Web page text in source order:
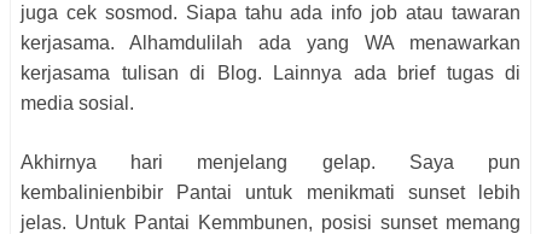
juga cek sosmod. Siapa tahu ada info job atau tawaran
kerjasama. Alhamdulilah ada yang WA menawarkan
kerjasama tulisan di Blog. Lainnya ada brief tugas di
media sosial.
Akhirnya hari menjelang gelap. Saya pun
kembalinienbibir Pantai untuk menikmati sunset lebih
jelas. Untuk Pantai Kemmbunen, posisi sunset memang